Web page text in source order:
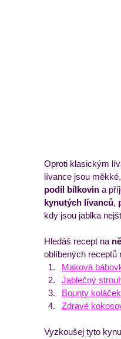
Oproti klasickým
lívance jsou
podíl bílkovin a
kynutých lívanců,
kdy jsou jablka
Hledáš recept na
oblíbených receptů
Maková
Jablečný
Bounty koláček
Zdravé
Vyzkoušej tyto